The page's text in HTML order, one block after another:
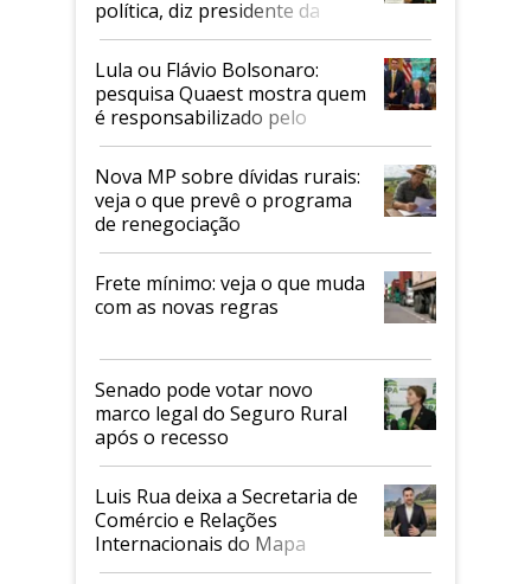
política, diz presidente da
Faesp
Lula ou Flávio Bolsonaro:
pesquisa Quaest mostra quem
é responsabilizado pelo
tarifaço dos EUA
Nova MP sobre dívidas rurais:
veja o que prevê o programa
de renegociação
Frete mínimo: veja o que muda
com as novas regras
Senado pode votar novo
marco legal do Seguro Rural
após o recesso
Luis Rua deixa a Secretaria de
Comércio e Relações
Internacionais do Mapa